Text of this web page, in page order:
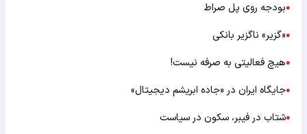
●بودجه روی پل صراط
●«گزیر» ناگزیر بانکی
●هیچ فعالیتی به صرفه نیست!
●جایگاه ایران در «جاده ابریشم دیجیتال»
●شتاب در فیبر، سکون در سیاست